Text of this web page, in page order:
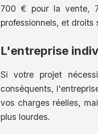
700 € pour la vente,
professionnels, et droits
L'entreprise
Si votre projet
conséquents,
vos charges réelles,
plus lourdes.